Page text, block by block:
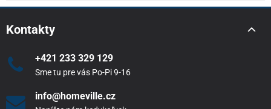
Kontakty
+421 233 329 129
Sme tu pre vás Po-Pi 9-16
info@homeville.cz